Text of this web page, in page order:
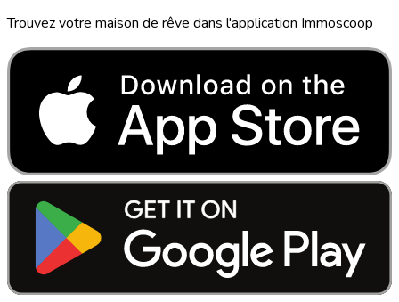
Trouvez votre maison de rêve dans l'application Immoscoop